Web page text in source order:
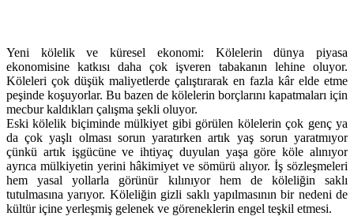
Yeni kölelik ve küresel ekonomi: Kölelerin dünya piyasa
ekonomisine katkısı daha çok işveren tabakanın lehine oluyor.
Köleleri çok düşük maliyetlerde çalıştırarak en fazla kâr elde etme
peşinde koşuyorlar. Bu bazen de kölelerin borçlarını kapatmaları için
mecbur kaldıkları çalışma şekli oluyor.
Eski kölelik biçiminde mülkiyet gibi görülen kölelerin çok genç ya
da çok yaşlı olması sorun yaratırken artık yaş sorun yaratmıyor
çünkü artık işgücüne ve ihtiyaç duyulan yaşa göre köle alınıyor
ayrıca mülkiyetin yerini hâkimiyet ve sömürü alıyor. İş sözleşmeleri
hem yasal yollarla görünür kılınıyor hem de köleliğin saklı
tutulmasına yarıyor. Köleliğin gizli saklı yapılmasının bir nedeni de
kültür içine yerleşmiş gelenek ve göreneklerin engel teşkil etmesi.